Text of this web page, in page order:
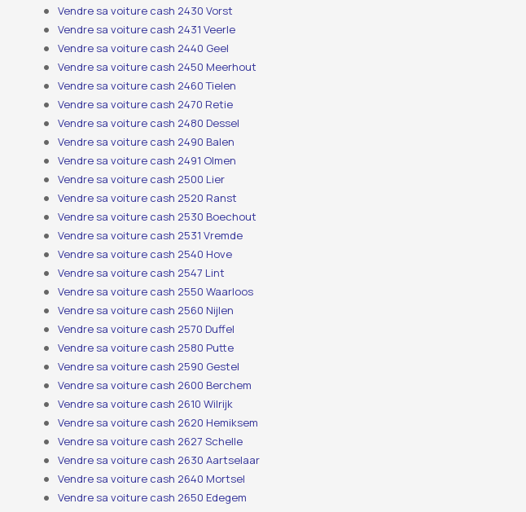
Vendre sa voiture cash 2430 Vorst
Vendre sa voiture cash 2431 Veerle
Vendre sa voiture cash 2440 Geel
Vendre sa voiture cash 2450 Meerhout
Vendre sa voiture cash 2460 Tielen
Vendre sa voiture cash 2470 Retie
Vendre sa voiture cash 2480 Dessel
Vendre sa voiture cash 2490 Balen
Vendre sa voiture cash 2491 Olmen
Vendre sa voiture cash 2500 Lier
Vendre sa voiture cash 2520 Ranst
Vendre sa voiture cash 2530 Boechout
Vendre sa voiture cash 2531 Vremde
Vendre sa voiture cash 2540 Hove
Vendre sa voiture cash 2547 Lint
Vendre sa voiture cash 2550 Waarloos
Vendre sa voiture cash 2560 Nijlen
Vendre sa voiture cash 2570 Duffel
Vendre sa voiture cash 2580 Putte
Vendre sa voiture cash 2590 Gestel
Vendre sa voiture cash 2600 Berchem
Vendre sa voiture cash 2610 Wilrijk
Vendre sa voiture cash 2620 Hemiksem
Vendre sa voiture cash 2627 Schelle
Vendre sa voiture cash 2630 Aartselaar
Vendre sa voiture cash 2640 Mortsel
Vendre sa voiture cash 2650 Edegem